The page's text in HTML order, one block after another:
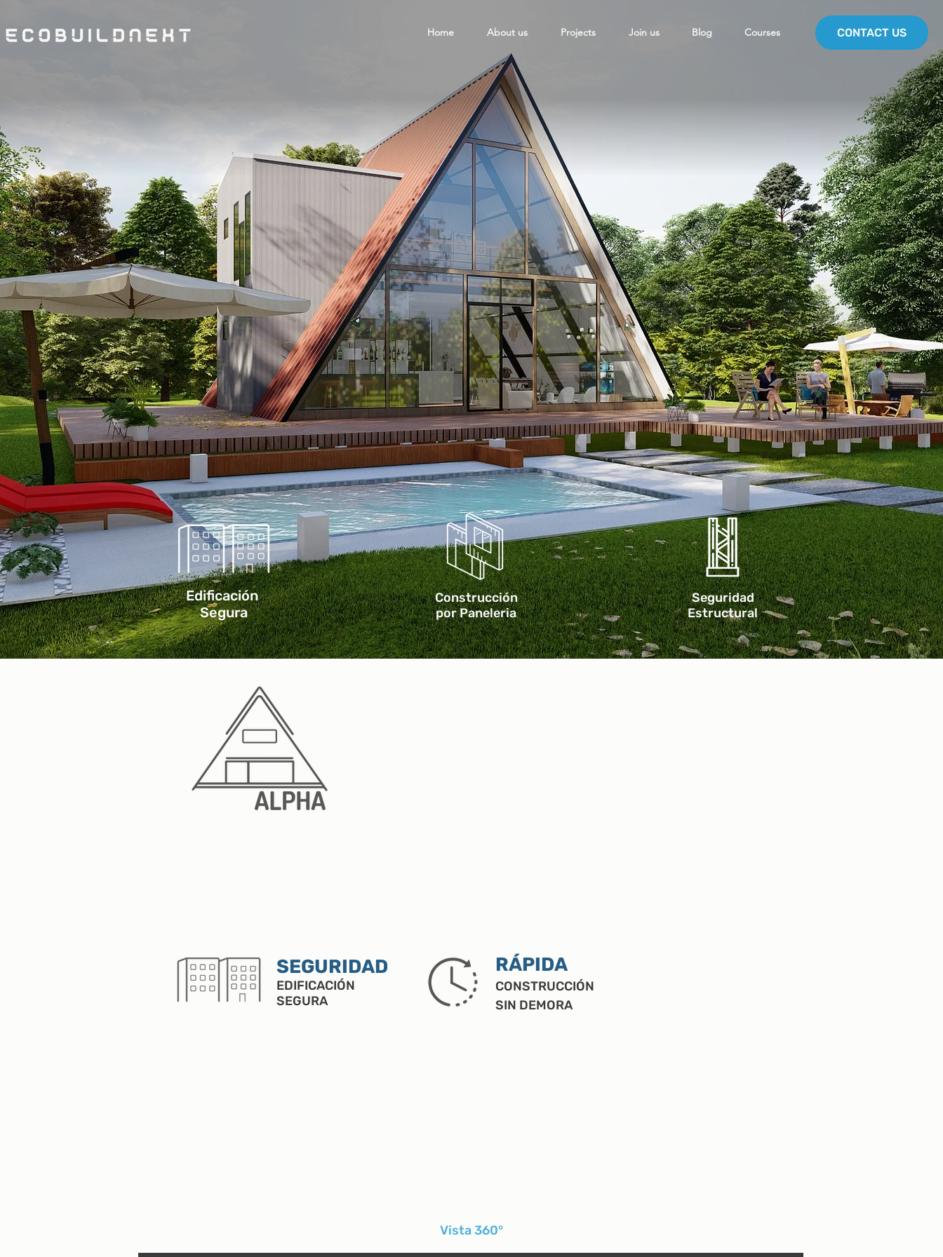
Home About us Projects Join us Blog Courses CONTACT US
Edificación
Segura
Construcción
por Paneleria
Seguridad
Estructural
SEGURIDAD
EDIFICACIÓN
SEGURA
RÁPIDA
CONSTRUCCIÓN
SIN DEMORA
Vista 360°